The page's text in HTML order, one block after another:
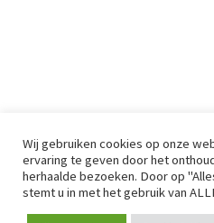
Wij gebruiken cookies op onze
ervaring te geven door het
herhaalde bezoeken. Door op
stemt u in met het gebruik van